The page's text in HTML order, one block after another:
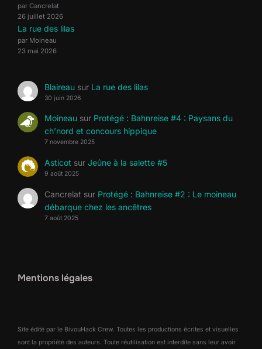
par Cancrelat
26 juillet 2026
La rue des lilas
par Moineau
23 mai 2026
Blaireausur La rue des lilas
30 juin 2026
Moineausur Protégé : Bahnreise #4 : Paysans du
ch’nord et concours hippique
7 novembre 2025
Asticot sur Jeûne à la salette #5
9 août 2025
Cancrelat sur Protégé : Bahnreise #2 : Le moineau
débarque chez les ancêtres
7 août 2025
Mentions légales
Site édité par le BivouHack Crew. Toutes les productions écrites et visuelles
sont la propriété des auteurs. Toute réutilisation est interdite sans leur avoir